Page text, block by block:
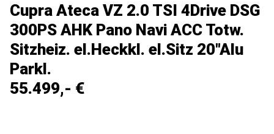
Cupra Ateca VZ 2.0 TSI 4Drive DSG
300PS AHK Pano Navi ACC Totw.
Sitzheiz. el.Heckkl. el.Sitz 20"Alu
Parkl.
55.499,- €